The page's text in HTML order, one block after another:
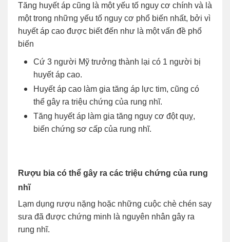
Tăng huyết áp cũng là một yếu tố nguy cơ chính và là
một trong những yếu tố nguy cơ phổ biến nhất, bởi vì
huyết áp cao được biết đến như là một vấn đề phổ
biến
Cứ 3 người Mỹ trưởng thành lại có 1 người bị
huyết áp cao.
Huyết áp cao làm gia tăng áp lực tim, cũng có
thể gây ra triệu chứng của rung nhĩ.
Tăng huyết áp làm gia tăng nguy cơ đột quỵ,
biến chứng sơ cấp của rung nhĩ.
Rượu bia có thể gây ra các triệu chứng của rung
nhĩ
Lạm dụng rượu nặng hoặc những cuộc chè chén say
sưa đã được chứng minh là nguyên nhân gây ra
rung nhĩ.